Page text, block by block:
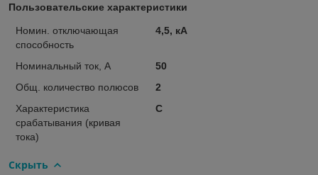
Пользовательские характеристики
Номин. отключающая
способность
4,5, кА
Номинальный ток, А
50
Общ. количество полюсов
2
Характеристика
срабатывания (кривая
тока)
C
Скрыть